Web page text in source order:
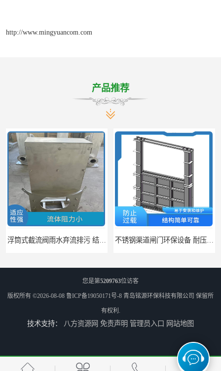
http://www.mingyuancom.com
产品推荐
不锈钢渠道闸门环保设备 耐压能力强 适应不同工况的要求
高强度加厚智能一体化泵站 江苏智能型HMPP泵站 铭源环保HMPP泵站
您是第5209763位访客
版权所有 ©2026-08-08 鲁ICP备19050171号-8 青岛铭源环保科技有限公司 保留所
有权利.
技术支持： 八方资源网 免责声明 管理员入口 网站地图